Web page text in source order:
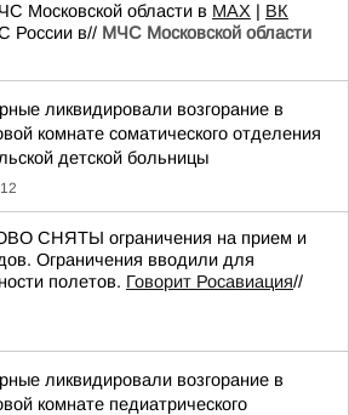
Московской области в MAX | ВК
России в// МЧС Московской области
ликвидировали возгорание в
комнате соматического отделения
детской больницы
СНЯТЫ ограничения на прием и
Ограничения вводили для
полетов. Говорит Росавиация//
ликвидировали возгорание в
комнате педиатрического